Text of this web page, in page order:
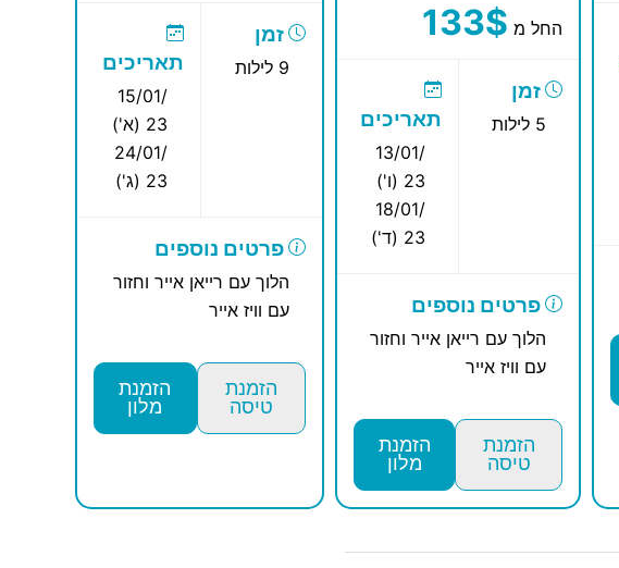
החל מ 133$
זמן
5 לילות תאריכים
13/01/
23 (ו')
18/01/
23 (ד')
פרטים נוספים
הלוך עם רייאן אייר וחזור
עם וויז אייר
הזמנת
טיסה
הזמנת
מלון
זמן
9 לילות תאריכים
15/01/
23 (א')
24/01/
23 (ג')
פרטים נוספים
הלוך עם רייאן אייר וחזור
עם וויז אייר
הזמנת
טיסה
הזמנת
מלון